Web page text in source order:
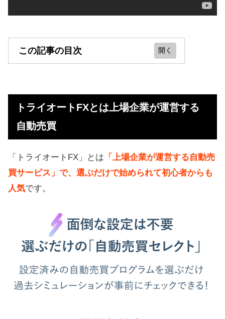
この記事の目次
する自動売買
【結論】1ヶ月で6.5万円稼げました
トライオートFXの特徴（儲かる仕組
トライオートFXのデメリット
ネット上の評判、口コミ（悪い評価
上場企業が運営で信託保全（分別管
理）あり
危険
トライオートFXとは上場企業が運営する
自動売買
「トライオートFX」とは 「上場企業が運営する自動売
買サービス」で、選ぶだけで始められて初心者からも
人気です。